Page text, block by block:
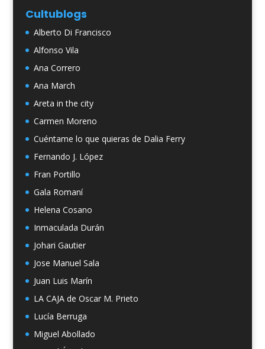
Cultublogs
Alberto Di Francisco
Alfonso Vila
Ana Correro
Ana March
Areta in the city
Carmen Moreno
Cuéntame lo que quieras de Dalia Ferry
Fernando J. López
Fran Portillo
Gala Romaní
Helena Cosano
Inmaculada Durán
Johari Gautier
Jose Manuel Sala
Juan Luis Marín
LA CAJA de Oscar M. Prieto
Lucía Berruga
Miguel Abollado